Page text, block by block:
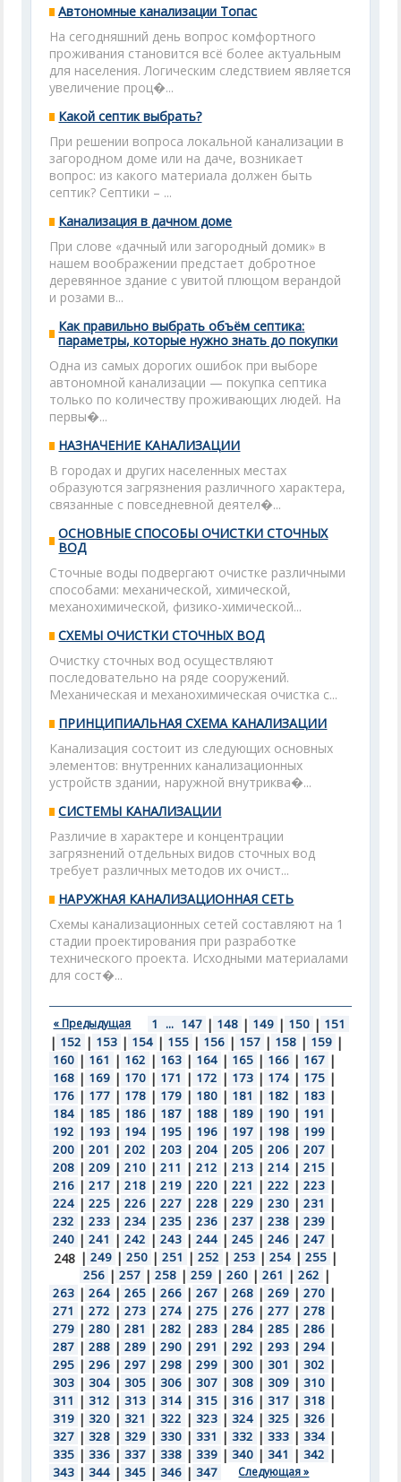
Автономные канализации Топас
На сегодняшний день вопрос комфортного
проживания становится всё более актуальным
для населения. Логическим следствием является
увеличение проц�...
Какой септик выбрать?
При решении вопроса локальной канализации в
загородном доме или на даче, возникает
вопрос: из какого материала должен быть
септик? Септики – ...
Канализация в дачном доме
При слове «дачный или загородный домик» в
нашем воображении предстает добротное
деревянное здание с увитой плющом верандой
и розами в...
Как правильно выбрать объём септика:
параметры, которые нужно знать до покупки
Одна из самых дорогих ошибок при выборе
автономной канализации — покупка септика
только по количеству проживающих людей. На
первы�...
НАЗНАЧЕНИЕ КАНАЛИЗАЦИИ
В городах и других населенных местах
образуются загрязнения различного характера,
связанные с повседневной деятел�...
ОСНОВНЫЕ СПОСОБЫ ОЧИСТКИ СТОЧНЫХ
ВОД
Сточные воды подвергают очистке различными
способами: механической, химической,
механохимической, физико-химической...
СХЕМЫ ОЧИСТКИ СТОЧНЫХ ВОД
Очистку сточных вод осуществляют
последовательно на ряде сооружений.
Механическая и механохимическая очистка с...
ПРИНЦИПИАЛЬНАЯ СХЕМА КАНАЛИЗАЦИИ
Канализация состоит из следующих основных
элементов: внутренних канализационных
устройств здании, наружной внутриква�...
СИСТЕМЫ КАНАЛИЗАЦИИ
Различие в характере и концентрации
загрязнений отдельных видов сточных вод
требует различных методов их очист...
НАРУЖНАЯ КАНАЛИЗАЦИОННАЯ СЕТЬ
Схемы канализационных сетей составляют на 1
стадии проектирования при разработке
технического проекта. Исходными материалами
для сост�...
« Предыдущая 1 ... 147 | 148 | 149 | 150 | 151
| 152 | 153 | 154 | 155 | 156 | 157 | 158 | 159 |
160 | 161 | 162 | 163 | 164 | 165 | 166 | 167 |
168 | 169 | 170 | 171 | 172 | 173 | 174 | 175 |
176 | 177 | 178 | 179 | 180 | 181 | 182 | 183 |
184 | 185 | 186 | 187 | 188 | 189 | 190 | 191 |
192 | 193 | 194 | 195 | 196 | 197 | 198 | 199 |
200 | 201 | 202 | 203 | 204 | 205 | 206 | 207 |
208 | 209 | 210 | 211 | 212 | 213 | 214 | 215 |
216 | 217 | 218 | 219 | 220 | 221 | 222 | 223 |
224 | 225 | 226 | 227 | 228 | 229 | 230 | 231 |
232 | 233 | 234 | 235 | 236 | 237 | 238 | 239 |
240 | 241 | 242 | 243 | 244 | 245 | 246 | 247 |
248 | 249 | 250 | 251 | 252 | 253 | 254 | 255 |
256 | 257 | 258 | 259 | 260 | 261 | 262 |
263 | 264 | 265 | 266 | 267 | 268 | 269 | 270 |
271 | 272 | 273 | 274 | 275 | 276 | 277 | 278 |
279 | 280 | 281 | 282 | 283 | 284 | 285 | 286 |
287 | 288 | 289 | 290 | 291 | 292 | 293 | 294 |
295 | 296 | 297 | 298 | 299 | 300 | 301 | 302 |
303 | 304 | 305 | 306 | 307 | 308 | 309 | 310 |
311 | 312 | 313 | 314 | 315 | 316 | 317 | 318 |
319 | 320 | 321 | 322 | 323 | 324 | 325 | 326 |
327 | 328 | 329 | 330 | 331 | 332 | 333 | 334 |
335 | 336 | 337 | 338 | 339 | 340 | 341 | 342 |
343 | 344 | 345 | 346 | 347 Следующая »